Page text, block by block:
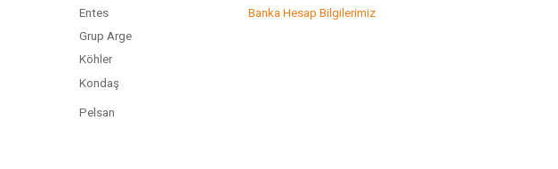
Entes
Banka Hesap Bilgilerimiz
Grup Arge
Köhler
Kondaş
Pelsan